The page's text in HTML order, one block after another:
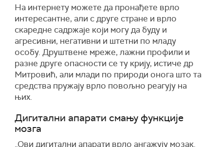
На интернету можете да пронађете врло
интересантне, али с друге стране и врло
скаредне садржаје који могу да буду и
агресивни, негативни и штетни по младу
особу. Друштвене мреже, лажни профили и
разне друге опасности се ту крију, истиче др
Митровић, али млади по природи онога што та
средства пружају врло повољно реагују на
њих.
Дигитални апарати смању функције
мозга
„Ови дигитални апарати врло ангажују мозак.